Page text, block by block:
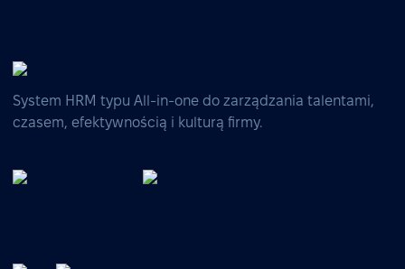
System HRM typu All-in-one do zarządzania talentami,
czasem, efektywnością i kulturą firmy.